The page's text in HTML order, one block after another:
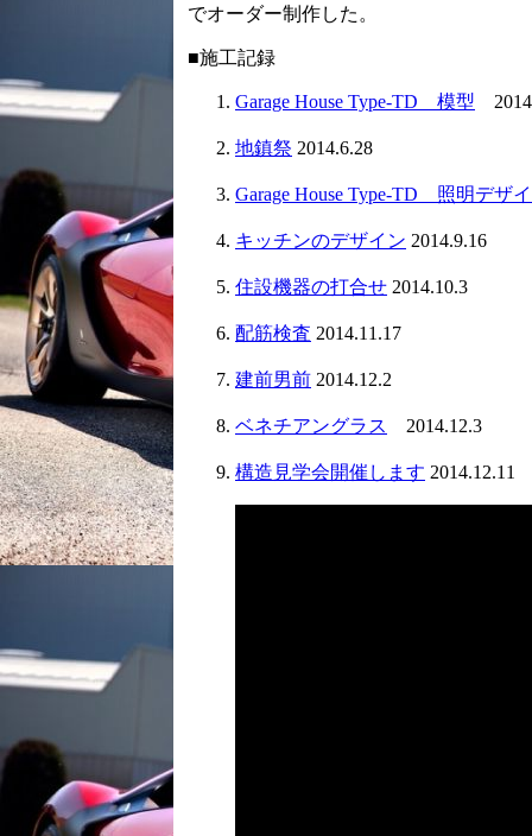
でオーダー制作した。
■施工記録
Garage House Type-TD 模型
地鎮祭 2014.6.28
Garage House Type-TD 照明デザ
キッチンのデザイン 2014.9.16
住設機器の打合せ 2014.10.3
配筋検査 2014.11.17
建前男前 2014.12.2
ベネチアングラス 2014.12.3
構造見学会開催します 2014.12.11